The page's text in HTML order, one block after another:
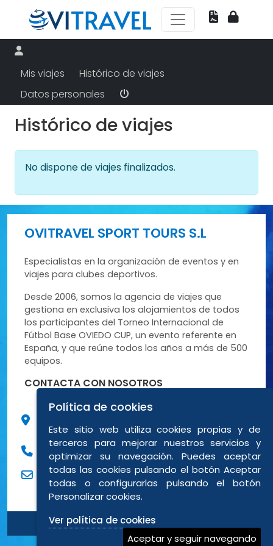
Mis viajes
Histórico de viajes
Datos personales
Histórico de viajes
No dispone de viajes finalizados.
OVITRAVEL SPORT TOURS S.L
Especialistas en la organización de eventos y en
viajes para clubes deportivos.
Desde 2006, somos la agencia de viajes que
gestiona en exclusiva los alojamientos de todos
los participantes del Torneo Internacional de
Fútbol Base OVIEDO CUP, un evento referente en
España, y que reúne todos los años a más de 500
equipos.
CONTACTA CON NOSOTROS
C/ Peña Santa de Enol, 9 Bajo posterior 3
33012 Oviedo (Asturias)
984838694
eventos@ovitravel.es
Política de cookies
Este sitio web utiliza cookies propias y de
terceros para mejorar nuestros servicios y
optimizar su navegación. Puedes aceptar
todas las cookies pulsando el botón Aceptar
todas o configurarlas pulsando el botón
Personalizar cookies.
Ver política de cookies
Aceptar y seguir navegando